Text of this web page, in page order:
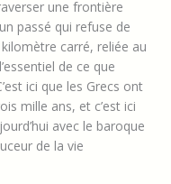
une frontière
passé qui refuse de
kilomètre carré, reliée au
de ce que
ici que les Grecs ont
mille ans, et c’est ici
avec le baroque
de la vie